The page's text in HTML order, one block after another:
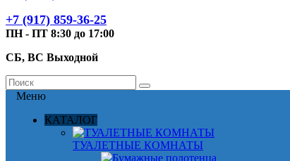
+7 (917) 859-36-25
ПН - ПТ 8:30 до 17:00
СБ, ВС Выходной
Меню
КАТАЛОГ
ТУАЛЕТНЫЕ КОМНАТЫ